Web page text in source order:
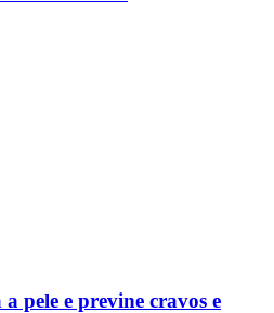
pele e previne cravos e